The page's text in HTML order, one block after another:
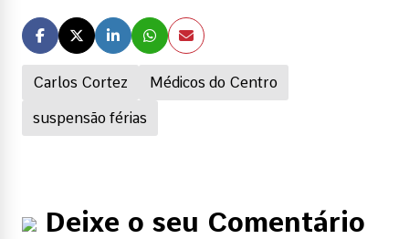
Carlos Cortez Médicos do Centro
suspensão férias
Deixe o seu Comentário